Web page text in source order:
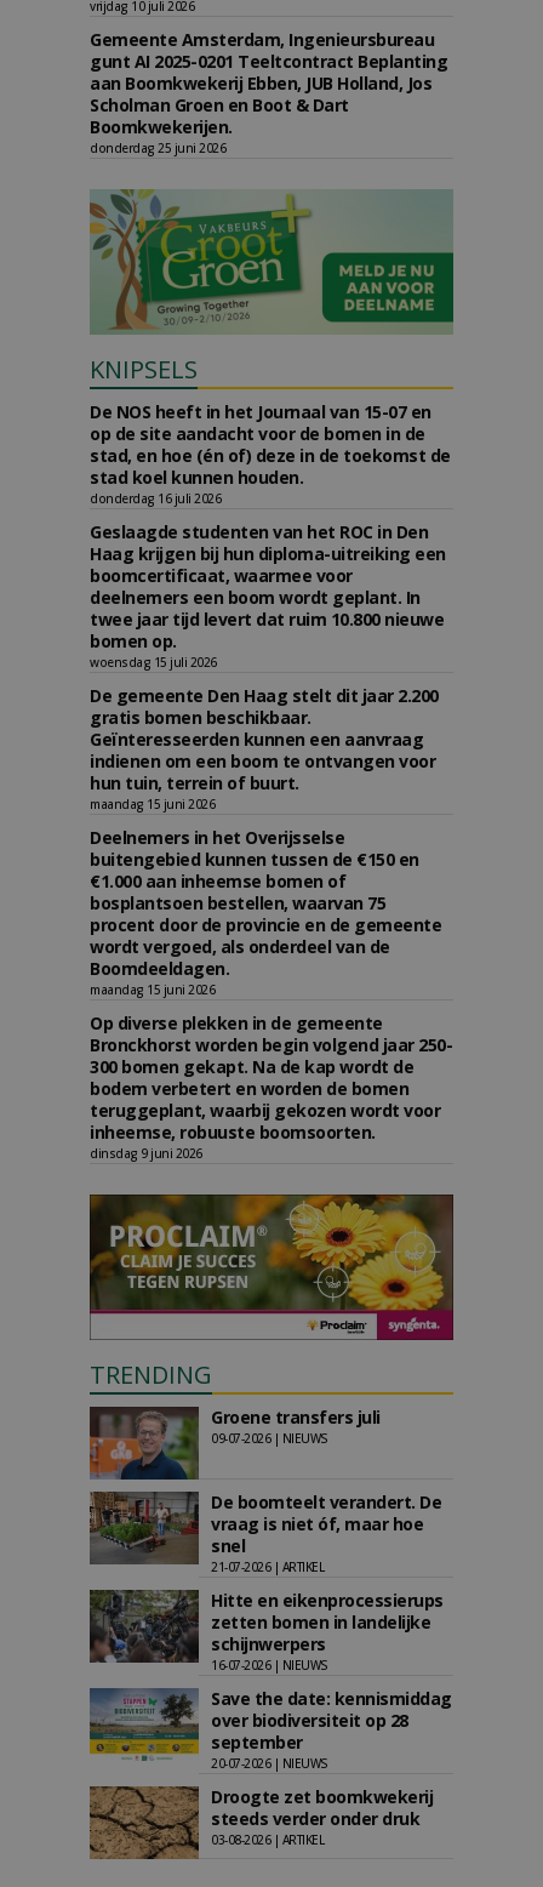
vrijdag 10 juli 2026
Gemeente Amsterdam, Ingenieursbureau
gunt AI 2025-0201 Teeltcontract Beplanting
aan Boomkwekerij Ebben, JUB Holland, Jos
Scholman Groen en Boot & Dart
Boomkwekerijen.
donderdag 25 juni 2026
KNIPSELS
De NOS heeft in het Journaal van 15-07 en
op de site aandacht voor de bomen in de
stad, en hoe (én of) deze in de toekomst de
stad koel kunnen houden.
donderdag 16 juli 2026
Geslaagde studenten van het ROC in Den
Haag krijgen bij hun diploma-uitreiking een
boomcertificaat, waarmee voor
deelnemers een boom wordt geplant. In
twee jaar tijd levert dat ruim 10.800 nieuwe
bomen op.
woensdag 15 juli 2026
De gemeente Den Haag stelt dit jaar 2.200
gratis bomen beschikbaar.
Geïnteresseerden kunnen een aanvraag
indienen om een boom te ontvangen voor
hun tuin, terrein of buurt.
maandag 15 juni 2026
Deelnemers in het Overijsselse
buitengebied kunnen tussen de €150 en
€1.000 aan inheemse bomen of
bosplantsoen bestellen, waarvan 75
procent door de provincie en de gemeente
wordt vergoed, als onderdeel van de
Boomdeeldagen.
maandag 15 juni 2026
Op diverse plekken in de gemeente
Bronckhorst worden begin volgend jaar 250-
300 bomen gekapt. Na de kap wordt de
bodem verbetert en worden de bomen
teruggeplant, waarbij gekozen wordt voor
inheemse, robuuste boomsoorten.
dinsdag 9 juni 2026
TRENDING
Groene transfers juli
09-07-2026 | NIEUWS
De boomteelt verandert. De
vraag is niet óf, maar hoe
snel
21-07-2026 | ARTIKEL
Hitte en eikenprocessierups
zetten bomen in landelijke
schijnwerpers
16-07-2026 | NIEUWS
Save the date: kennismiddag
over biodiversiteit op 28
september
20-07-2026 | NIEUWS
Droogte zet boomkwekerij
steeds verder onder druk
03-08-2026 | ARTIKEL